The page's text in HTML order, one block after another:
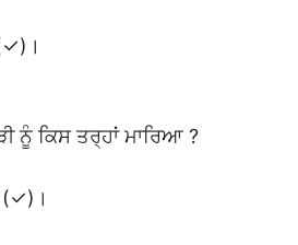
ਨੂੰ ਕਿਸ ਤਰ੍ਹਾਂ ਮਾਰਿਆ ?
(✓)।